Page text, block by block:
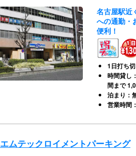
名古屋駅近
への通勤・
便利！
1日打ち
時間貸し
間まで
泊まり：
営業時間
エムテックロイメントパーキング